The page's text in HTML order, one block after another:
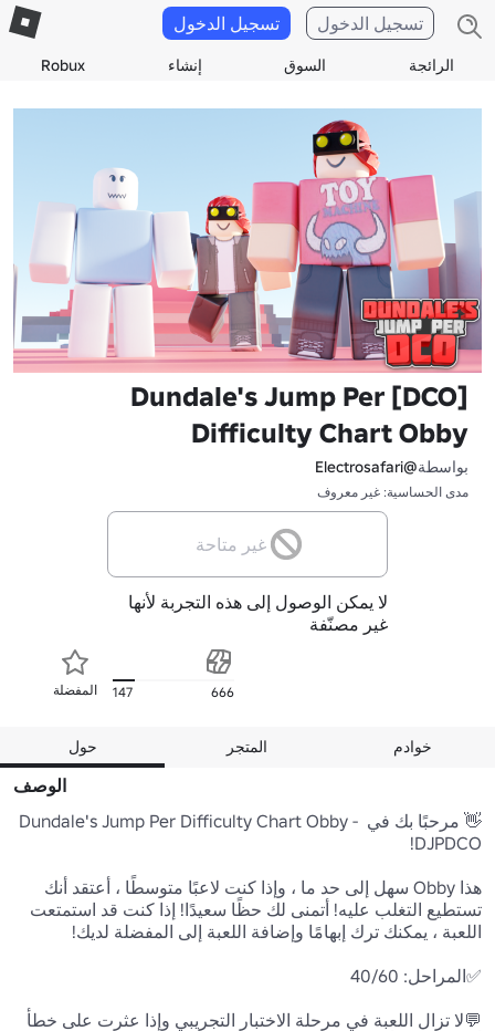
الرائجة السوق إنشاء Robux
تسجيل الدخول تسجيل الدخول
[DCO] Dundale's Jump Per
Difficulty Chart Obby
بواسطة@Electrosafari
مدى الحساسية: غير معروف
غير متاحة
لا يمكن الوصول إلى هذه التجربة لأنها
غير مصنّفة
المفضلة 147 666
حول المتجر خوادم
الوصف
👋 مرحبًا بك في Dundale's Jump Per Difficulty Chart Obby -